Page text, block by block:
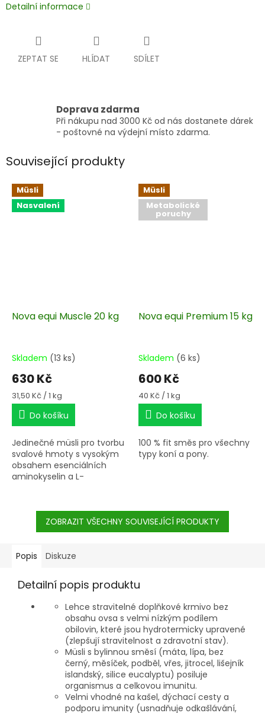
Detailní informace
ZEPTAT SE HLÍDAT SDÍLET
Doprava zdarma
Při nákupu nad 3000 Kč od nás dostanete dárek
- poštovné na výdejní místo zdarma.
Související produkty
Müsli
Nasvalení
Nova equi Muscle 20 kg
Skladem (13 ks)
630 Kč
Měrná
cena:
31,50 Kč / 1 kg
Do košíku
Jedinečné müsli pro tvorbu
svalové hmoty s vysokým
obsahem esenciálních
aminokyselin a L-
Müsli
Metabolické
poruchy
Nova equi Premium 15 kg
Skladem (6 ks)
600 Kč
Měrná
cena:
40 Kč / 1 kg
Do košíku
100 % fit směs pro všechny
typy koní a pony.
ZOBRAZIT VŠECHNY SOUVISEJÍCÍ PRODUKTY
Popis Diskuze
Detailní popis produktu
Lehce stravitelné doplňkové krmivo bez
obsahu ovsa s velmi nízkým podílem
obilovin, které jsou hydrotermicky upravené
(zlepšují stravitelnost a zdravotní stav).
Müsli s bylinnou směsí (máta, lípa, bez
černý, měsíček, podběl, vřes, jitrocel, lišejník
islandský, silice eucalyptu) posiluje
organismus a celkovou imunitu.
Velmi vhodné na kašel, dýchací cesty a
podporu imunity (usnadňuje odkašlávání,